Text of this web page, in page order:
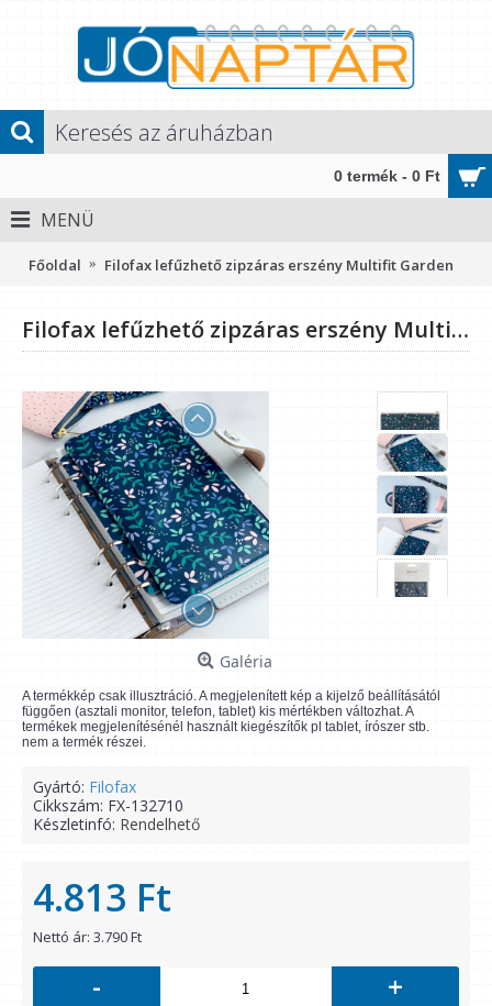
0 termék - 0 Ft
MENÜ
Főoldal Filofax lefűzhető zipzáras erszény Multifit Garden
Filofax lefűzhető zipzáras erszény Multifit Garden
Galéria
A termékkép csak illusztráció. A megjelenített kép a kijelző beállításától
függően (asztali monitor, telefon, tablet) kis mértékben változhat. A
termékek megjelenítésénél használt kiegészítők pl tablet, írószer stb.
nem a termék részei.
Gyártó: Filofax
Cikkszám: FX-132710
Készletinfó: Rendelhető
4.813 Ft
Nettó ár: 3.790 Ft
- +